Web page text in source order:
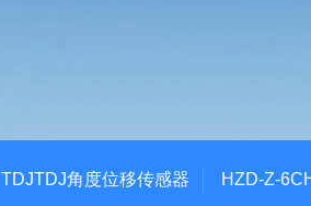
TDJTDJ角度位移传感器 HZD-Z-